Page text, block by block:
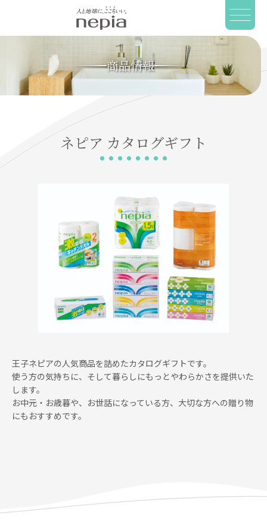
商品情報
ネピア カタログギフト
王子ネピアの人気商品を詰めたカタログギフトです。
使う方の気持ちに、そして暮らしにもっとやわらかさを提供いた
します。
お中元・お歳暮や、お世話になっている方、大切な方への贈り物
にもおすすめです。